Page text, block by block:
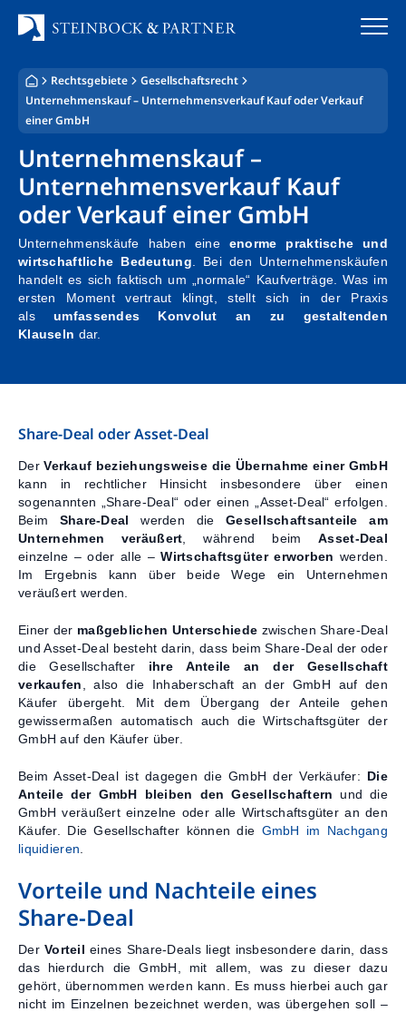
Inhalt
springen
Startseite
Kanzlei
Team
Standorte
Rechtsgebiete
Steuerberatung
Kontakt
Rechtsgebiete
Gesellschaftsrecht
Unternehmenskauf – Unternehmensverkauf Kauf oder Verkauf
einer GmbH
Unternehmenskauf –
Unternehmensverkauf Kauf
oder Verkauf einer GmbH
Unternehmenskäufe haben eine enorme praktische und
wirtschaftliche Bedeutung . Bei den Unternehmenskäufen
handelt es sich faktisch um „normale“ Kaufverträge. Was im
ersten Moment vertraut klingt, stellt sich in der Praxis
alsumfassendes Konvolut an zu gestaltenden
Klauseln dar.
Share-Deal oder Asset-Deal
DerVerkauf beziehungsweise die Übernahme einer GmbH
kann in rechtlicher Hinsicht insbesondere über einen
sogenannten „Share-Deal“ oder einen „Asset-Deal“ erfolgen.
Beim Share-Deal werden dieGesellschaftsanteile am
Unternehmen veräußert , während beimAsset-Deal
einzelne – oder alle –Wirtschaftsgüter erworben werden.
Im Ergebnis kann über beide Wege ein Unternehmen
veräußert werden.
Einer der maßgeblichen Unterschiede zwischen Share-Deal
und Asset-Deal besteht darin, dass beim Share-Deal der oder
die Gesellschafter ihre Anteile an der Gesellschaft
verkaufen , also die Inhaberschaft an der GmbH auf den
Käufer übergeht. Mit dem Übergang der Anteile gehen
gewissermaßen automatisch auch die Wirtschaftsgüter der
GmbH auf den Käufer über.
Beim Asset-Deal ist dagegen die GmbH der Verkäufer: Die
Anteile der GmbH bleiben den Gesellschaftern und die
GmbH veräußert einzelne oder alle Wirtschaftsgüter an den
Käufer. Die Gesellschafter können die GmbH im Nachgang
liquidieren
Vorteile und Nachteile eines
Share-Deal
DerVorteil eines Share-Deals liegt insbesondere darin, dass
das hierdurch die GmbH, mit allem, was zu dieser dazu
gehört, übernommen werden kann. Es muss hierbei auch gar
nicht im Einzelnen bezeichnet werden, was übergehen soll –